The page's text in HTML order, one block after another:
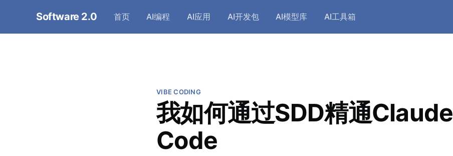
Software 2.0 首页 AI编程 AI应用 AI开发包 AI模型库 AI工具箱
VIBE CODING
我如何通过SDD精通Claude
Code